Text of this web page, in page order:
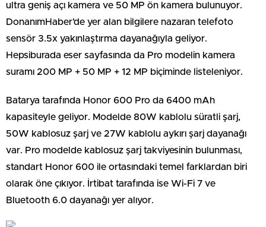
ultra geniş açı kamera ve 50 MP ön kamera bulunuyor.
DonanımHaber’de yer alan bilgilere nazaran telefoto
sensör 3.5x yakınlaştırma dayanağıyla geliyor.
Hepsiburada eser sayfasında da Pro modelin kamera
suramı 200 MP + 50 MP + 12 MP biçiminde listeleniyor.
Batarya tarafında Honor 600 Pro da 6400 mAh
kapasiteyle geliyor. Modelde 80W kablolu süratli şarj,
50W kablosuz şarj ve 27W kablolu aykırı şarj dayanağı
var. Pro modelde kablosuz şarj takviyesinin bulunması,
standart Honor 600 ile ortasındaki temel farklardan biri
olarak öne çıkıyor. İrtibat tarafında ise Wi-Fi 7 ve
Bluetooth 6.0 dayanağı yer alıyor.